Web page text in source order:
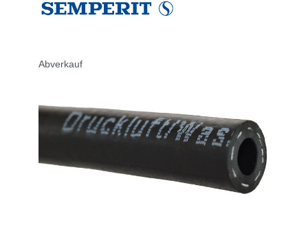
Abverkauf